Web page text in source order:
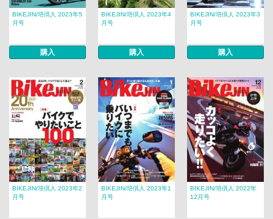
BIKEJIN/培倶人 2023年5
月号
購入
BIKEJIN/培倶人 2023年4
月号
購入
BIKEJIN/培倶人 2023年3
月号
購入
BIKEJIN/培倶人 2023年2
月号
BIKEJIN/培倶人 2023年1
月号
BIKEJIN/培倶人 2022年
12月号